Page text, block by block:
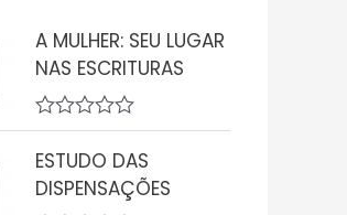
A MULHER: SEU LUGAR
NAS ESCRITURAS
A
v
a
l
ESTUDO DAS
DISPENSAÇÕES